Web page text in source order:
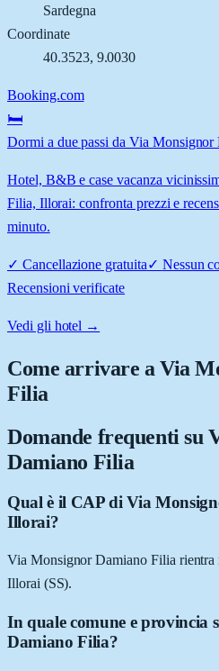
Sardegna
Coordinate
40.3523, 9.0030
Booking.com
🛏️
Dormi a due passi da Via Monsignor
Hotel, B&B e case vacanza
Filia, Illorai: confronta prezzi e
minuto.
✓ Cancellazione gratuita✓ Nessun
Recensioni verificate
Vedi gli hotel →
Come arrivare aVia
Filia
Domande frequenti su
Damiano Filia
Qual è il CAP di Via
Illorai?
Via Monsignor Damiano Filia
Illorai (SS).
In quale comune e provincia
Damiano Filia?